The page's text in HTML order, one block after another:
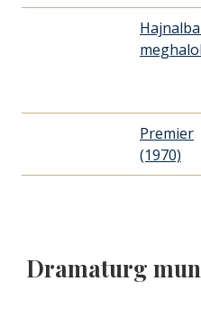
Premier
(1970)
Dramaturg